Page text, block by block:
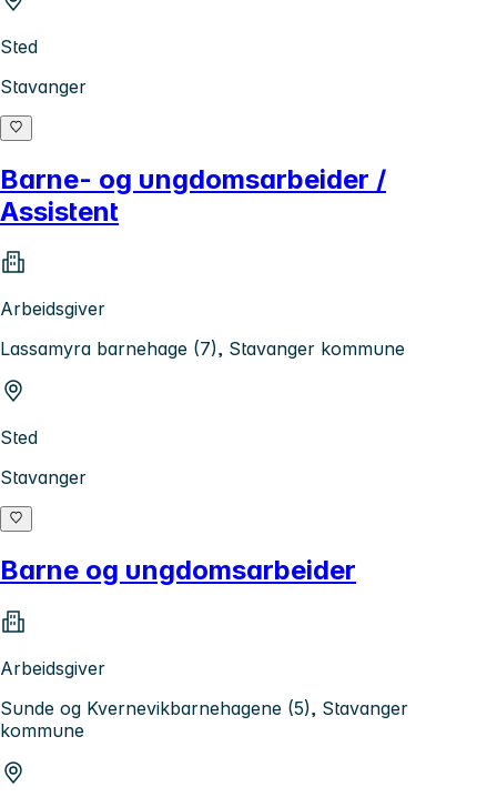
Sted
Stavanger
Barne- og ungdomsarbeider /
Assistent
Arbeidsgiver
Lassamyra barnehage (7), Stavanger kommune
Sted
Stavanger
Barne og ungdomsarbeider
Arbeidsgiver
Sunde og Kvernevikbarnehagene (5), Stavanger
kommune